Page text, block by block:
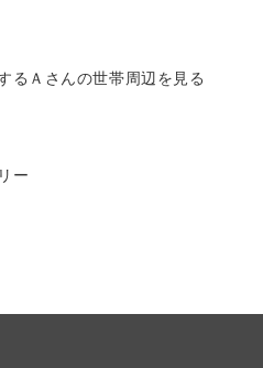
るＡさんの世帯周辺を見る
ー